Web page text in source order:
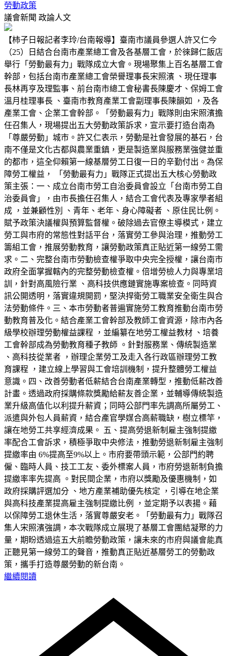
勞動政策
議會新聞 政論人文
【柿子日報記者李玲/台南報導】臺南市議員參選人許又仁今
（25）日結合台南市產業總工會及各基層工會，於徠歸仁飯店
舉行「勞動最有力」戰隊成立大會。現場聚集上百名基層工會
幹部，包括台南市產業總工會榮譽理事長宋照濱 、現任理事
長林再亨及理監事、前台南市總工會秘書長陳慶才、保姆工會
溫月桂理事長 、臺南市教育產業工會副理事長陳韻如 ，及各
產業工會、企業工會幹部。「勞動最有力」戰隊則由宋照濱擔
任召集人，現場提出五大勞動政策訴求，宣示要打造台南為
「尊嚴勞動」城市。許又仁表示，勞動是社會發展的基石，台
南不僅是文化古都與農業重鎮，更是製造業與服務業強健並重
的都市，這全仰賴第一線基層勞工日復一日的辛勤付出。為保
障勞工權益， 「勞動最有力」戰隊正式提出五大核心勞動政
策主張：一、成立台南市勞工自治委員會設立「台南市勞工自
治委員會」，由市長擔任召集人，結合工會代表及專家學者組
成 ，並兼顧性別 、青年、老年、身心障礙者 、原住民比例。
賦予政策決議權與預算監督權。破除過去官僚主導模式，建立
勞工與市府的常態性對話平台，落實勞工參與治理，推動勞工
籌組工會，推展勞動教育，讓勞動政策真正貼近第一線勞工需
求。二、完整台南市勞動檢查權爭取中央完全授權，讓台南市
政府全面掌握轄內的完整勞動檢查權。倍增勞檢人力與專業培
訓，針對高風險行業 、高科技供應鏈實施專案檢查。同時資
訊公開透明，落實違規開罰，堅決捍衛勞工職業安全衛生與合
法勞動條件。三、本市勞動者普遍實施勞工教育推動台南市勞
動教育普及化。結合產業工會幹部及教師工會資源，除市內各
級學校辦理勞動權益課程 ，並編纂在地勞工權益教材 、培養
工會幹部成為勞動教育種子教師 。針對服務業、傳統製造業
、高科技從業者 ，辦理企業勞工及走入各行政區辦理勞工教
育課程 ，建立線上學習與工會培訓機制，提升整體勞工權益
意識。四、改善勞動者低薪結合台南產業轉型，推動低薪改善
計畫。透過政府採購條款獎勵給薪友善企業，並輔導傳統製造
業升級高值化以利提升薪資；同時公部門率先調高所屬勞工、
派遣與外包人員薪資，結合產官學媒合高薪職缺，樹立標竿，
讓在地勞工共享經濟成果。 五、提高勞退新制雇主強制提繳
率配合工會訴求，積極爭取中央修法，推動勞退新制雇主強制
提繳率由 6%提高至9%以上。市府要帶頭示範，公部門約聘
僱、臨時人員、技工工友、委外標案人員，市府勞退新制負擔
提繳率率先提高 。對民間企業，市府以獎勵及優惠機制，如
政府採購評選加分 、地方產業補助優先核定 ，引導在地企業
與高科技產業提高雇主強制提繳比例 ，並定期予以表揚。藉
以保障勞工退休生活，落實尊嚴安老。「勞動最有力」戰隊召
集人宋照濱強調，本次戰隊成立展現了基層工會團結凝聚的力
量，期盼透過這五大前瞻勞動政策，讓未來的市府與議會能真
正聽見第一線勞工的聲音，推動真正貼近基層勞工的勞動政
策，攜手打造尊嚴勞動的新台南。
繼續閱讀